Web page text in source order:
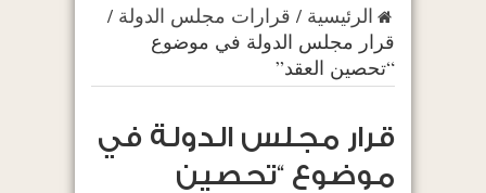
الرئيسية / قرارات مجلس الدولة /
قرار مجلس الدولة في موضوع
“تحصين العقد”
قرار مجلس الدولة في
موضوع “تحصين